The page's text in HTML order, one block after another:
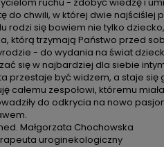
do chwili, w której dwie najściślej
rodzi się bowiem nie tylko
którą trzymają Państwo przed
- do wydania na świat
się w najbardziej dla siebie
przestaje być widzem, a staje się
całemu zespołowi, któremu
do odkrycia na nowo
Małgorzata Chochowska
uroginekologiczny